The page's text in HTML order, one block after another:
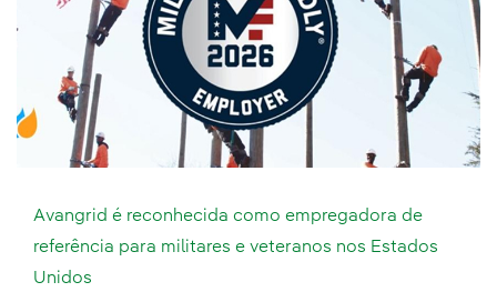
Avangrid é reconhecida como empregadora de
referência para militares e veteranos nos Estados
Unidos